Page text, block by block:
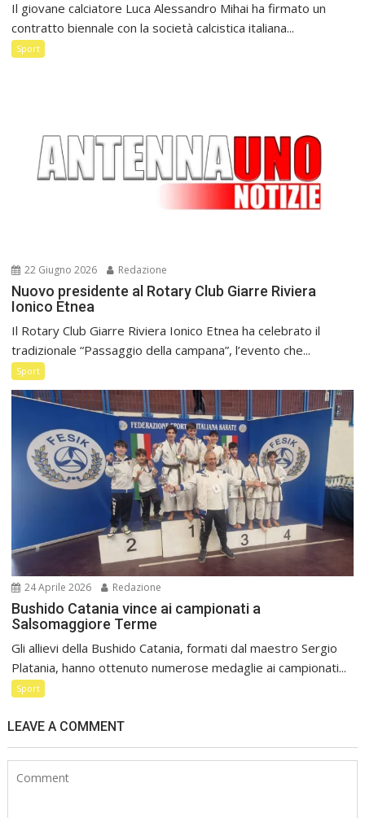
Il giovane calciatore Luca Alessandro Mihai ha firmato un
contratto biennale con la società calcistica italiana...
Sport
22 Giugno 2026 Redazione
Nuovo presidente al Rotary Club Giarre Riviera
Ionico Etnea
Il Rotary Club Giarre Riviera Ionico Etnea ha celebrato il
tradizionale “Passaggio della campana”, l’evento che...
Sport
24 Aprile 2026 Redazione
Bushido Catania vince ai campionati a
Salsomaggiore Terme
Gli allievi della Bushido Catania, formati dal maestro Sergio
Platania, hanno ottenuto numerose medaglie ai campionati...
Sport
LEAVE A COMMENT